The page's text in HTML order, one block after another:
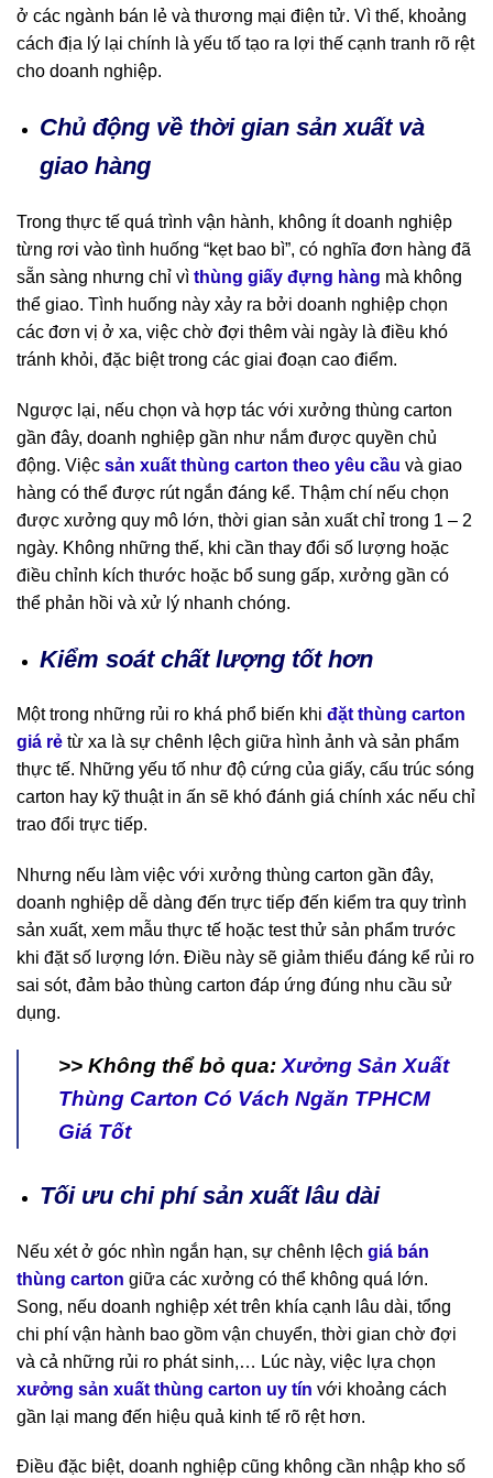
ở các ngành bán lẻ và thương mại điện tử. Vì thế, khoảng
cách địa lý lại chính là yếu tố tạo ra lợi thế cạnh tranh rõ rệt
cho doanh nghiệp.
Chủ động về thời gian sản xuất và
giao hàng
Trong thực tế quá trình vận hành, không ít doanh nghiệp
từng rơi vào tình huống “kẹt bao bì”, có nghĩa đơn hàng đã
sẵn sàng nhưng chỉ vì thùng giấy đựng hàng mà không
thể giao. Tình huống này xảy ra bởi doanh nghiệp chọn
các đơn vị ở xa, việc chờ đợi thêm vài ngày là điều khó
tránh khỏi, đặc biệt trong các giai đoạn cao điểm.
Ngược lại, nếu chọn và hợp tác với xưởng thùng carton
gần đây, doanh nghiệp gần như nắm được quyền chủ
động. Việc sản xuất thùng carton theo yêu cầu và giao
hàng có thể được rút ngắn đáng kể. Thậm chí nếu chọn
được xưởng quy mô lớn, thời gian sản xuất chỉ trong 1 – 2
ngày. Không những thế, khi cần thay đổi số lượng hoặc
điều chỉnh kích thước hoặc bổ sung gấp, xưởng gần có
thể phản hồi và xử lý nhanh chóng.
Kiểm soát chất lượng tốt hơn
Một trong những rủi ro khá phổ biến khi đặt thùng carton
giá rẻ từ xa là sự chênh lệch giữa hình ảnh và sản phẩm
thực tế. Những yếu tố như độ cứng của giấy, cấu trúc sóng
carton hay kỹ thuật in ấn sẽ khó đánh giá chính xác nếu chỉ
trao đổi trực tiếp.
Nhưng nếu làm việc với xưởng thùng carton gần đây,
doanh nghiệp dễ dàng đến trực tiếp đến kiểm tra quy trình
sản xuất, xem mẫu thực tế hoặc test thử sản phẩm trước
khi đặt số lượng lớn. Điều này sẽ giảm thiểu đáng kể rủi ro
sai sót, đảm bảo thùng carton đáp ứng đúng nhu cầu sử
dụng.
>> Không thể bỏ qua: Xưởng Sản Xuất
Thùng Carton Có Vách Ngăn TPHCM
Giá Tốt
Tối ưu chi phí sản xuất lâu dài
Nếu xét ở góc nhìn ngắn hạn, sự chênh lệch giá bán
thùng carton giữa các xưởng có thể không quá lớn.
Song, nếu doanh nghiệp xét trên khía cạnh lâu dài, tổng
chi phí vận hành bao gồm vận chuyển, thời gian chờ đợi
và cả những rủi ro phát sinh,… Lúc này, việc lựa chọn
xưởng sản xuất thùng carton uy tín với khoảng cách
gần lại mang đến hiệu quả kinh tế rõ rệt hơn.
Điều đặc biệt, doanh nghiệp cũng không cần nhập kho số